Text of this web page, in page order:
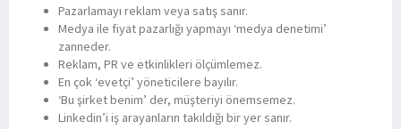
Pazarlamayı reklam veya satış sanır.
Medya ile fiyat pazarlığı yapmayı ‘medya denetimi’
zanneder.
Reklam, PR ve etkinlikleri ölçümlemez.
En çok ‘evetçi’ yöneticilere bayılır.
‘Bu şirket benim’ der, müşteriyi önemsemez.
Linkedin’i iş arayanların takıldığı bir yer sanır.